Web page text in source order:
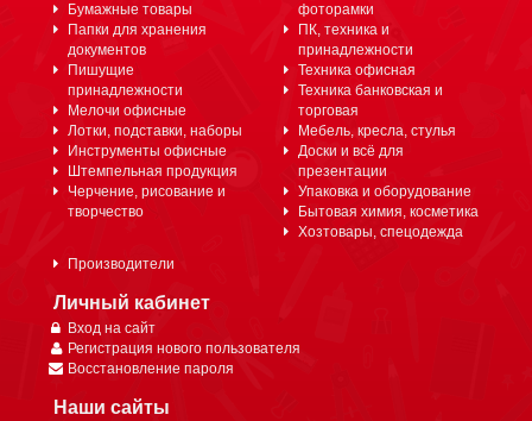
Бумажные товары
Папки для хранения
документов
Пишущие
принадлежности
Мелочи офисные
Лотки, подставки, наборы
Инструменты офисные
Штемпельная продукция
Черчение, рисование и
творчество
фоторамки
ПК, техника и
принадлежности
Техника офисная
Техника банковская и
торговая
Мебель, кресла, стулья
Доски и всё для
презентации
Упаковка и оборудование
Бытовая химия, косметика
Хозтовары, спецодежда
Производители
Личный кабинет
Вход на сайт
Регистрация нового пользователя
Восстановление пароля
Наши сайты